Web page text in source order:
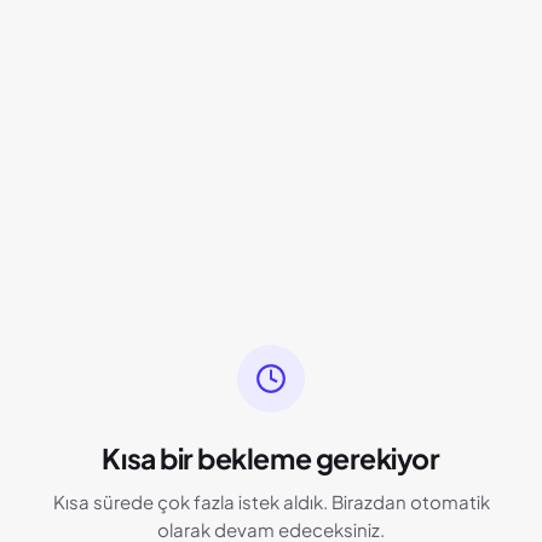
Kısa bir bekleme gerekiyor
Kısa sürede çok fazla istek aldık. Birazdan otomatik
olarak devam edeceksiniz.